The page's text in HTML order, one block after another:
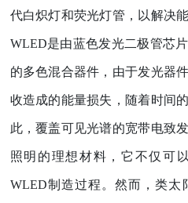
代白炽灯和荧光灯管，以解决
WLED是由蓝色发光二极管芯
的多色混合器件，由于发光器
收造成的能量损失，随着时间
此，覆盖可见光谱的宽带电致
照明的理想材料，它不仅可
WLED制造过程。然而，类太